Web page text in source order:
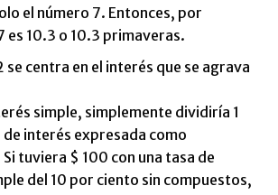
el número 7. Entonces, por
es 10.3 o 10.3 primaveras.
se centra en el interés que se agrava
simple, simplemente dividiría 1
de interés expresada como
tuviera $ 100 con una tasa de
del 10 por ciento sin compuestos,